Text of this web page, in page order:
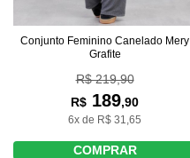
Conjunto Feminino Canelado Mery
Grafite
R$ 219,90
R$ 189,90
6x de R$ 31,65
COMPRAR